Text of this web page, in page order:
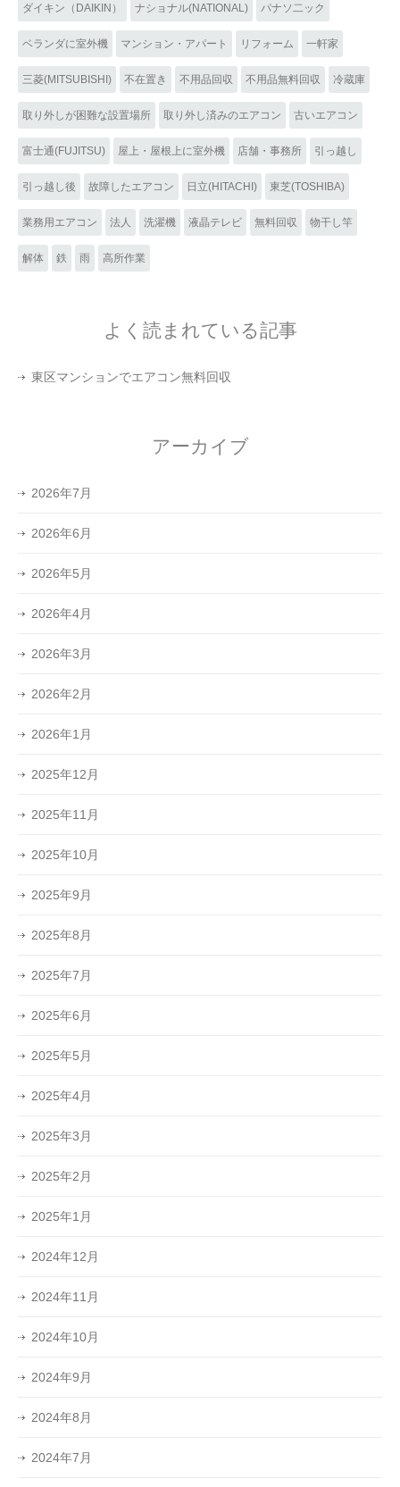
ダイキン（DAIKIN） ナショナル(NATIONAL) パナソ二ック
ベランダに室外機 マンション・アパート リフォーム 一軒家
三菱(MITSUBISHI) 不在置き 不用品回収 不用品無料回収 冷蔵庫
取り外しが困難な設置場所 取り外し済みのエアコン 古いエアコン
富士通(FUJITSU) 屋上・屋根上に室外機 店舗・事務所 引っ越し
引っ越し後 故障したエアコン 日立(HITACHI) 東芝(TOSHIBA)
業務用エアコン 法人 洗濯機 液晶テレビ 無料回収 物干し竿
解体 鉄 雨 高所作業
よく読まれている記事
東区マンションでエアコン無料回収
アーカイブ
2026年7月
2026年6月
2026年5月
2026年4月
2026年3月
2026年2月
2026年1月
2025年12月
2025年11月
2025年10月
2025年9月
2025年8月
2025年7月
2025年6月
2025年5月
2025年4月
2025年3月
2025年2月
2025年1月
2024年12月
2024年11月
2024年10月
2024年9月
2024年8月
2024年7月